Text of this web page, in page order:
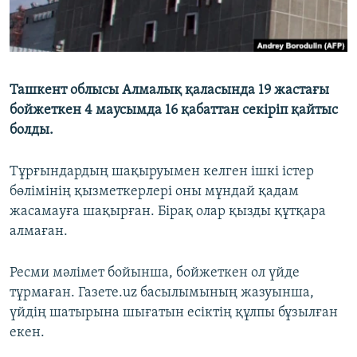
Ташкент облысы Алмалық қаласында 19 жастағы
бойжеткен 4 маусымда 16 қабаттан секіріп қайтыс
болды.
Тұрғындардың шақыруымен келген ішкі істер
бөлімінің қызметкерлері оны мұндай қадам
жасамауға шақырған. Бірақ олар қызды құтқара
алмаған.
Ресми мәлімет бойынша, бойжеткен ол үйде
тұрмаған. Газете.uz басылымының жазуынша,
үйдің шатырына шығатын есіктің құлпы бұзылған
екен.